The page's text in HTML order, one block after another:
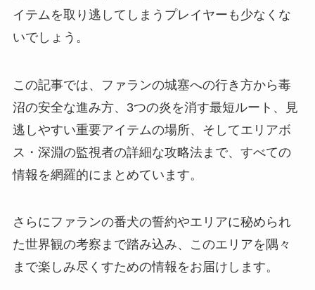
イテムを取り逃してしまうプレイヤーも少なくな
いでしょう。
この記事では、ファランの城塞への行き方から毒
沼の安全な進み方、3つの炎を消す最短ルート、見
逃しやすい重要アイテムの場所、そしてエリアボ
ス・深淵の監視者の詳細な攻略法まで、すべての
情報を網羅的にまとめています。
さらにファランの番犬の誓約やエリアに秘められ
た世界観の考察まで踏み込み、このエリアを隅々
まで楽しみ尽くすための情報をお届けします。